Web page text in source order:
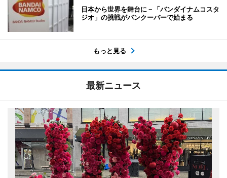
日本から世界を舞台に－「バンダイナムコスタ
ジオ」の挑戦がバンクーバーで始まる
もっと見る
最新ニュース